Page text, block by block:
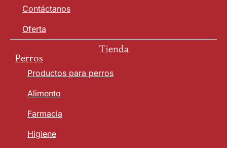
Contáctanos
Oferta
Tienda
Perros
Productos para perros
Alimento
Farmacia
Higiene